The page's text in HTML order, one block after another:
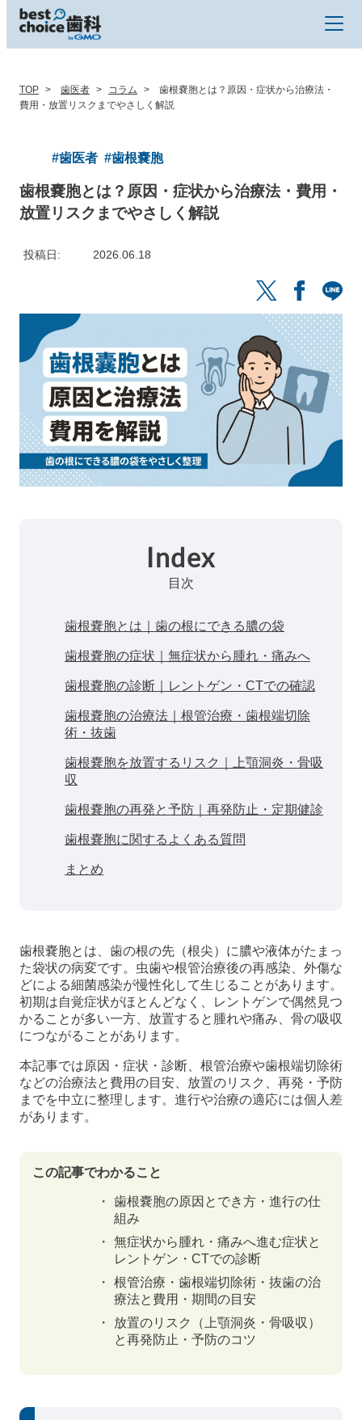
TOP 歯医者 コラム
歯根嚢胞とは？原因・症状から治療法・
費用・放置リスクまでやさしく解説
#歯医者 #歯根嚢胞
歯根嚢胞とは？原因・症状から治療法・費用・
放置リスクまでやさしく解説
投稿日 2026.06.18
Index
目次
歯根嚢胞とは｜歯の根にできる膿の袋
歯根嚢胞の症状｜無症状から腫れ・痛みへ
歯根嚢胞の診断｜レントゲン・CTでの確認
歯根嚢胞の治療法｜根管治療・歯根端切除
術・抜歯
歯根嚢胞を放置するリスク｜上顎洞炎・骨吸
収
歯根嚢胞の再発と予防｜再発防止・定期健診
歯根嚢胞に関するよくある質問
まとめ
歯根嚢胞とは、歯の根の先（根尖）に膿や液体がたまっ
た袋状の病変です。虫歯や根管治療後の再感染、外傷な
どによる細菌感染が慢性化して生じることがあります。
初期は自覚症状がほとんどなく、レントゲンで偶然見つ
かることが多い一方、放置すると腫れや痛み、骨の吸収
につながることがあります。
本記事では原因・症状・診断、根管治療や歯根端切除術
などの治療法と費用の目安、放置のリスク、再発・予防
までを中立に整理します。進行や治療の適応には個人差
があります。
この記事でわかること
歯根嚢胞の原因とでき方・進行の仕
組み
無症状から腫れ・痛みへ進む症状と
レントゲン・CTでの診断
根管治療・歯根端切除術・抜歯の治
療法と費用・期間の目安
放置のリスク（上顎洞炎・骨吸収）
と再発防止・予防のコツ